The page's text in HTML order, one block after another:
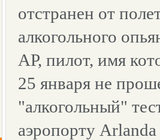
отстранен от
алкогольного
АР, пилот, имя
25 января не
"алкогольный"
аэропорту